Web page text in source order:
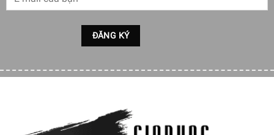
đáy 22,09 cm – Nặng ~1,79 kg
Mức nhiệt khuyến nghị:Tối đa 260°C